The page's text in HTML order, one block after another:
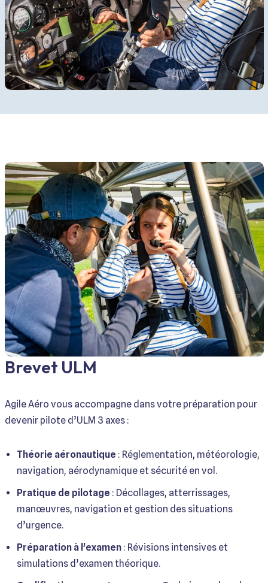
Brevet ULM
Agile Aéro vous accompagne dans votre préparation pour
devenir pilote d’ULM 3 axes :
Théorie aéronautique : Réglementation, météorologie,
navigation, aérodynamique et sécurité en vol.
Pratique de pilotage : Décollages, atterrissages,
manœuvres, navigation et gestion des situations
d’urgence.
Préparation à l’examen: Révisions intensives et
simulations d’examen théorique.